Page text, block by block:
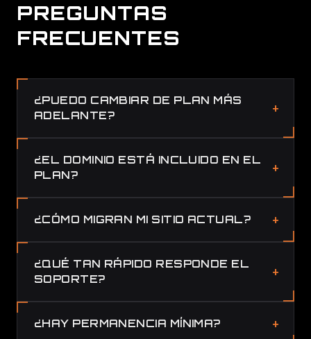
PREGUNTAS
FRECUENTES
¿PUEDO CAMBIAR DE PLAN MÁS
ADELANTE?
¿EL DOMINIO ESTÁ INCLUIDO EN EL
PLAN?
¿CÓMO MIGRAN MI SITIO ACTUAL?
¿QUÉ TAN RÁPIDO RESPONDE EL
SOPORTE?
¿HAY PERMANENCIA MÍNIMA?